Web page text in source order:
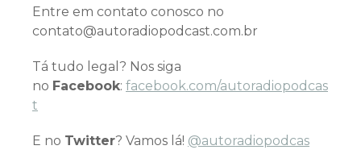
Entre em contato conosco no
contato@autoradiopodcast.com.br
Tá tudo legal? Nos siga
no Facebook: facebook.com/autoradiopodcas
t
E no Twitter? Vamos lá! @autoradiopodcas